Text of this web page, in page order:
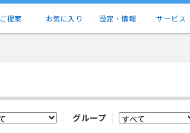
ご提案 お気に入り 設定・情報 サービス
グループ